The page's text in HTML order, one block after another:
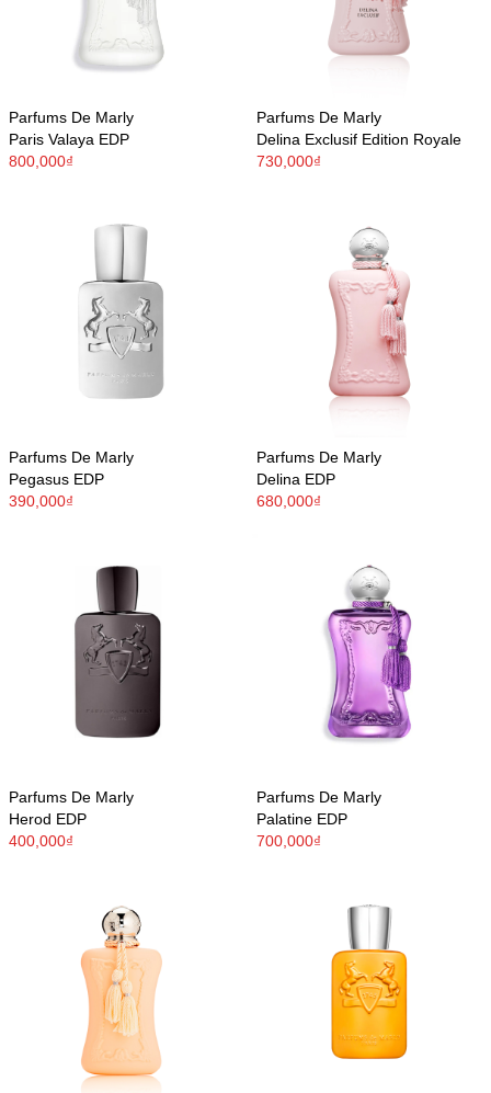
Parfums De Marly
Paris Valaya EDP
800,000₫
Parfums De Marly
Delina Exclusif Edition Royale
730,000₫
Parfums De Marly
Pegasus EDP
390,000₫
Parfums De Marly
Delina EDP
680,000₫
Parfums De Marly
Herod EDP
400,000₫
Parfums De Marly
Palatine EDP
700,000₫